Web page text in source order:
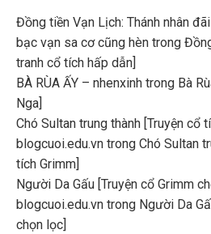
Đồng tiền Vạn Lịch: Thánh nhân
bạc vạn sa cơ cũng hèn trong
tranh cổ tích hấp dẫn]
BÀ RÙA ẤY – nhenxinh trong Bà
Nga]
Chó Sultan trung thành [Truyện cổ
blogcuoi.edu.vn trong Chó Sultan
tích Grimm]
Người Da Gấu [Truyện cổ Grimm
blogcuoi.edu.vn trong Người Da
chọn lọc]